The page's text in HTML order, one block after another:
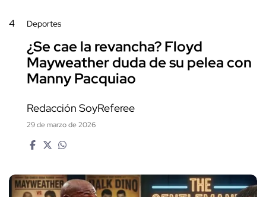
4 Deportes
¿Se cae la revancha? Floyd
Mayweather duda de su pelea con
Manny Pacquiao
Redacción SoyReferee
29 de marzo de 2026